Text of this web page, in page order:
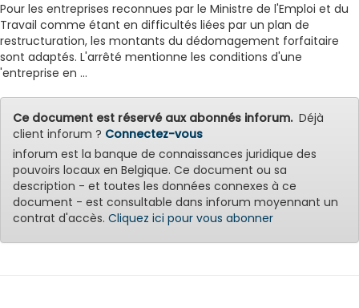
Pour les entreprises reconnues par le Ministre de l'Emploi et du
Travail comme étant en difficultés liées par un plan de
restructuration, les montants du dédomagement forfaitaire
sont adaptés. L'arrêté mentionne les conditions d'une
'entreprise en ...
Ce document est réservé aux abonnés inforum.Déjà
client inforum ? Connectez-vous
inforum est la banque de connaissances juridique des
pouvoirs locaux en Belgique. Ce document ou sa
description - et toutes les données connexes à ce
document - est consultable dans inforum moyennant un
contrat d'accès. Cliquez ici pour vous abonner